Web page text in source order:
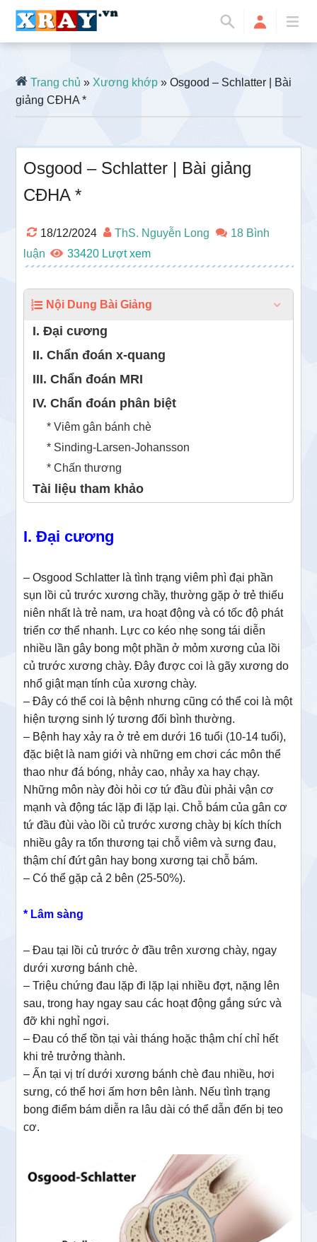
Trang chủ » Xương khớp » Osgood – Schlatter | Bài
giảng CĐHA *
Osgood – Schlatter | Bài giảng
CĐHA *
18/12/2024 ThS. Nguyễn Long
18 Bình
luận
33420
Nội Dung Bài Giảng
I. Đại cương
II. Chẩn đoán x-quang
III. Chẩn đoán MRI
IV. Chẩn đoán phân biệt
* Viêm gân bánh chè
* Sinding-Larsen-Johansson
* Chấn thương
Tài liệu tham khảo
I. Đại cương
– Osgood Schlatter là tình trạng viêm phì đại phần
sụn lồi củ trước xương chầy, thường gặp ở trẻ thiếu
niên nhất là trẻ nam, ưa hoạt động và có tốc độ phát
triển cơ thể nhanh. Lực co kéo nhẹ song tái diễn
nhiều lần gây bong một phần ở mỏm xương của lồi
củ trước xương chày. Đây được coi là gãy xương do
nhổ giật mạn tính của xương chày.
– Đây có thể coi là bệnh nhưng cũng có thể coi là một
hiện tượng sinh lý tương đối bình thường.
– Bệnh hay xảy ra ở trẻ em dưới 16 tuổi (10-14 tuổi),
đặc biệt là nam giới và những em chơi các môn thể
thao như đá bóng, nhảy cao, nhảy xa hay chạy.
Những môn này đòi hỏi cơ tứ đầu đùi phải vận cơ
mạnh và động tác lặp đi lặp lại. Chỗ bám của gân cơ
tứ đầu đùi vào lồi củ trước xương chày bị kích thích
nhiều gây ra tổn thương tại chỗ viêm và sưng đau,
thậm chí đứt gân hay bong xương tại chỗ bám.
– Có thể gặp cả 2 bên (25-50%).
* Lâm sàng
– Đau tại lồi củ trước ở đầu trên xương chày, ngay
dưới xương bánh chè.
– Triệu chứng đau lặp đi lặp lại nhiều đợt, nặng lên
sau, trong hay ngay sau các hoạt động gắng sức và
đỡ khi nghỉ ngơi.
– Đau có thể tồn tại vài tháng hoặc thậm chí chỉ hết
khi trẻ trưởng thành.
– Ấn tại vị trí dưới xương bánh chè đau nhiều, hơi
sưng, có thể hơi ấm hơn bên lành. Nếu tình trạng
bong điểm bám diễn ra lâu dài có thể dẫn đến bị teo
cơ.